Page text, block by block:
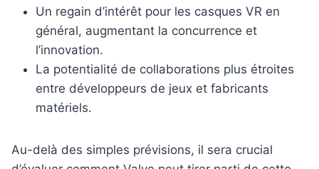
Un regain d’intérêt pour les casques VR en
général, augmentant la concurrence et
l’innovation.
La potentialité de collaborations plus étroites
entre développeurs de jeux et fabricants
matériels.
Au-delà des simples prévisions, il sera crucial